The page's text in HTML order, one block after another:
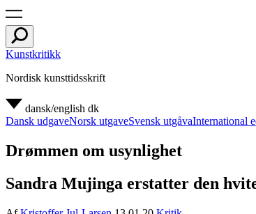
Kunstkritikk
Nordisk kunsttidsskrift
dansk/english dk
Dansk udgaveNorsk utgaveSvensk utgåvaInternational
Drømmen om usynlighet
Sandra Mujinga erstatter den